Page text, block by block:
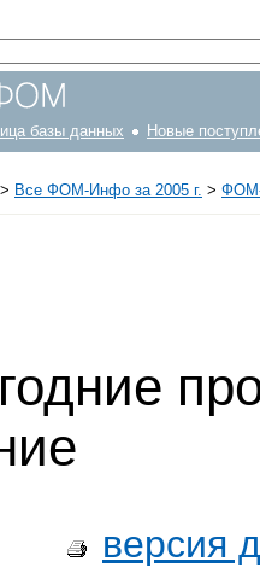
базы данных Новые
> Все ФОМ-Инфо за 2005 г. > ФОМ-
версия